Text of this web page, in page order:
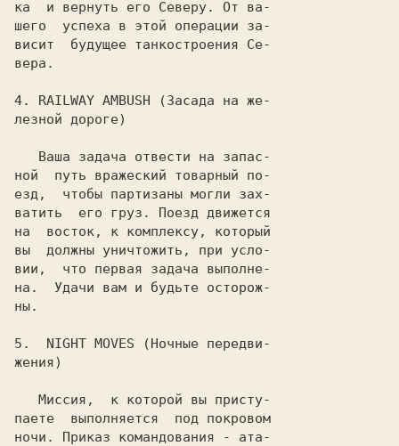
ка  и вернуть его Северу. От ва-
шего  успеха в этой операции за-
висит  будущее танкостроения Се-
вера.
4. RAILWAY AMBUSH (Засада на же-
лезной дороге)
ной  путь вражеский товарный по-
езд,  чтобы партизаны могли зах-
ватить  его груз. Поезд движется
на  восток, к комплексу, который
вы  должны уничтожить, при усло-
вии,  что первая задача выполне-
на.  Удачи вам и будьте осторож-
ны.
5.
  NIGHT MOVES
(Ночные передви-
жения)
паете  выполняется  под покровом
ночи. Приказ командования - ата-